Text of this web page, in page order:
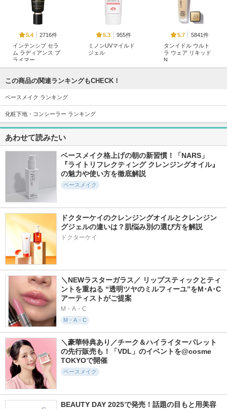
5.4
2716件
インテンシブ セラ
ム ラディアンス プ
ライマー
5.3
955件
ミノンUVマイルド
ジェル
5.7
5841件
タンイドル ウルト
ラ ウェア リキッド
N
5.5
625件
スタジオ フィック
ス ロングウエア ク
ッション ファンデ
ーション SPF 50
M・A・C
ニベアUV ディープ
プロテクト＆ケア
ジェル
ニベア
メイクトップコート
ケイト
5.9
642件
スノービューティー
ブライトニング ス
スノービューティー ミノン
クレ・ド・ポー ボー
テ
5.6
ジェノプティクス C
C プライマー
SK-II
5.5
20285件
ライトリフレクティ
ングセッティングパ
ウダー プレスト N
5.4
5765件
プリズム・リーブル
この商品の関連ランキングもCHECK！
ベースメイク ランキング
化粧下地・コンシーラー ランキング
あわせて読みたい
ベースメイク格上げの朝の新習慣！「NARS」
『ライトリフレクティング クレンジングオイル』
の魅力や使い方を徹底解説
ベースメイク
ドクターケイのクレンジングオイルとクレンジン
グジェルの違いは？肌悩み別の選び方を解説
ドクターケイ
＼NEWラスターガラス／ リップスティックとティ
ントを重ねる “透明ツヤのミルフィーユ”をM･A･C
アーティストがご提案
M・A・C
M・A・C
＼豪華特典あり／チーク＆ハイライターパレット
の先行販売も！「VDL」のイベントを@cosme
TOKYOで開催
ベースメイク
BEAUTY DAY 2025で発売！話題の目もと用美容